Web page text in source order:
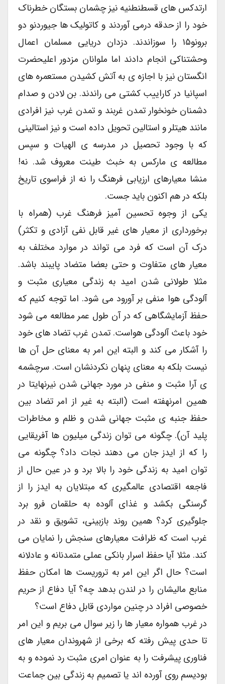
ارتدکس های قسطنطنیه نیز چشمان بستگان خطرناک
خود را از حدقه درمی آوردند و کاتولیک ها جیوردنو دو
برونو۱۵ را سوزاندند. دزدان دریایی مسلمان اعمال
وحشتناکی انجام دادند اما ملوانان مزدور اعلیحضرت
انگستان نیز با اجازه ی به آتش کشیدن مستعمره های
اسپانیا در کاراییب کشتی می راندند. بن لادن و صدام
دشمنان خونخوار تمدن غربند و تمدن غرب نیز افرادی
مانند هیتلر و استالین تحویل داده است و نیز استالینی
که با وجود تحصیل در مدرسه ی الهیات و سپس
مطالعه ی مارکس به خبث طینت معروف شد. نه!
منشا معیارهای ارزیابی فرهنگ را نه از فراسوی تاریخ
بلکه در هم اکنون باید جست.
یکی از وجوه تحسین آمیز فرهنگ غرب (همراه با
برخورداری از معیار های غیر قابل نفی آزادی و تکثر)
درک آن است که فرد می تواند در موارد مختلف به
معیار های متفاوت و حتی بعضا متضاد پایبند باشد.
مثلا طولانی شدن امید به زندگی معیاری مثبت و
آلودگی هوا منفی بر آورود می شود. اما توجه کنیم که
حفظ آزمایشگاهی که در آن طول عمر مطالعه می شود
خود باعث آلودگی هواست. تمدن غرب تضاد های خود
را آشکار می کند و البته این امر به معنای حل آن ها
نیست بلکه به معنای پنهان نکردنشان است. سرچشمه
ی آرا مثبت و منفی در مورد جهانی شدن نیرنهایتا در
همین امرنهفته است (البته به غیر از امر تضاد بین
حفظ جنبه ی مثبت جهانی شدن و ظلم و مخاطرات
پلید آن). چگونه می توان زندگی میلیون ها آفریقایی
را که از ایدز جان می دهند نجات داد؟ چگونه می
توان امید به زندگی خود را بالا برد و در عین حال از
فاجعه اقتصادی عالمگیری که مبتلایان به ایدز را از
گرسنگی بکشد و غذای آلوده به حلقمان فرو برد
جلوگیری کرد؟‌ همین روند بازبینی، تشویق و نقد در
غرب است که ظرافت معیارهای سنجش را نمایان می
کند. مثلا آیا حفظ اسرار بانکی عملی متمدنانه و عادلانه
است؟ حال اگر این امر به تروریست ها امکان حفظ
منابع مالیشان را در لندن بدهد چه؟ آیا دفاع از حریم
خصوصی افراد در چنین مواردی قابل دفاع است؟
در غرب همواره معیار ها را زیر سوال می بریم و این امر
تا حدی پیش رفته که برخی از شهروندان معیار های
فناوری پیشرفت را به عنوان امری مثبت رد نموده و به
بودیسم روی آورده اند یا تصمیم به زندگی بین جماعت